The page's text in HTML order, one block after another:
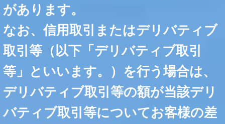
があります。
なお、信用取引またはデリバティブ
取引等（以下「デリバティブ取引
等」といいます。）を行う場合は、
デリバティブ取引等の額が当該デリ
バティブ取引等についてお客様の差